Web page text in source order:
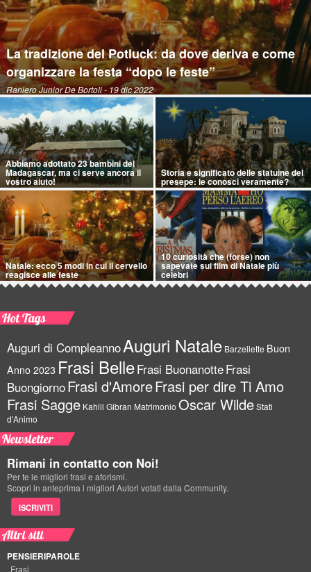
La tradizione del Potluck: da dove deriva e come
organizzare la festa “dopo le feste”
Raniero Junior De Bortoli- 19 dic 2022
Abbiamo adottato 23 bambini del
Madagascar, ma ci serve ancora il
vostro aiuto!
Storia e significato delle statuine del
presepe: le conosci veramente?
Natale: ecco 5 modi in cui il cervello
reagisce alle feste
10 curiosità che (forse) non
sapevate sui film di Natale più
celebri
Hot Tags
Auguri di CompleannoAuguri Natale Barzellette Buon
Anno 2023 Frasi BelleFrasi BuonanotteFrasi
BuongiornoFrasi d'AmoreFrasi per dire Ti Amo
Frasi Sagge Kahlil Gibran Matrimonio Oscar WildeStati
d'Animo
Newsletter
Rimani in contatto con Noi!
Per te le migliori frasi e aforismi.
Scopri in anteprima i migliori Autori votati dalla Community.
ISCRIVITI
Altri siti
PENSIERIPAROLE
Frasi